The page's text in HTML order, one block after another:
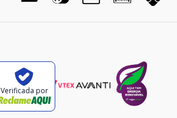
Verificada por